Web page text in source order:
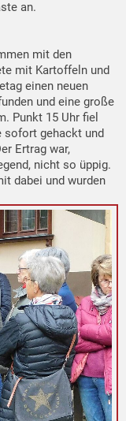
an.
mit den
mit Kartoffeln und
einen neuen
und eine große
Punkt 15 Uhr fiel
sofort gehackt und
Ertrag war,
nicht so üppig.
dabei und wurden